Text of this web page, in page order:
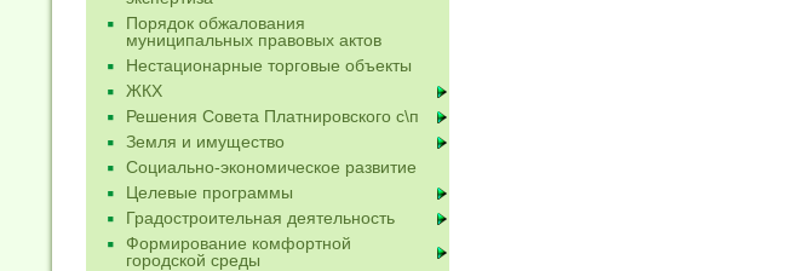
Порядок обжалования
муниципальных правовых актов
Нестационарные торговые объекты
ЖКХ
Решения Совета Платнировского с\п
Земля и имущество
Социально-экономическое развитие
Целевые программы
Градостроительная деятельность
Формирование комфортной
городской среды